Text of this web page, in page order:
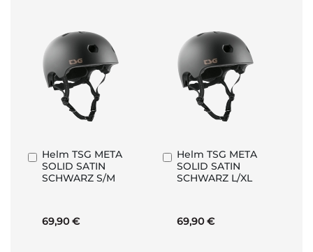
Helm TSG META
SOLID SATIN
SCHWARZ S/M
69,90 €
In
den
Warenkorb
Helm TSG META
SOLID SATIN
SCHWARZ L/XL
69,90 €
In
den
Warenkorb